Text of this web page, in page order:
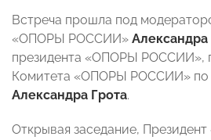
Встреча прошла под
«ОПОРЫ РОССИИ»
президента «ОПОРЫ РОССИИ»,
Комитета «ОПОРЫ РОССИИ» по
Александра Грота.
Открывая заседание,